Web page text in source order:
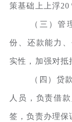
策基础上上浮20
（三）
份、还款能力
实性，加强对抵
（四）贷
人员，负责借
签，负责办理保